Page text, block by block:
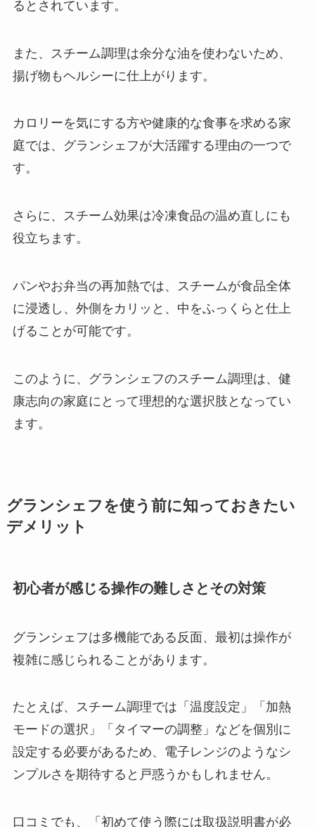
るとされています。
また、スチーム調理は余分な油を使わないため、
揚げ物もヘルシーに仕上がります。
カロリーを気にする方や健康的な食事を求める家
庭では、グランシェフが大活躍する理由の一つで
す。
さらに、スチーム効果は冷凍食品の温め直しにも
役立ちます。
パンやお弁当の再加熱では、スチームが食品全体
に浸透し、外側をカリッと、中をふっくらと仕上
げることが可能です。
このように、グランシェフのスチーム調理は、健
康志向の家庭にとって理想的な選択肢となってい
ます。
グランシェフを使う前に知っておきたい
デメリット
初心者が感じる操作の難しさとその対策
グランシェフは多機能である反面、最初は操作が
複雑に感じられることがあります。
たとえば、スチーム調理では「温度設定」「加熱
モードの選択」「タイマーの調整」などを個別に
設定する必要があるため、電子レンジのようなシ
ンプルさを期待すると戸惑うかもしれません。
口コミでも、「初めて使う際には取扱説明書が必